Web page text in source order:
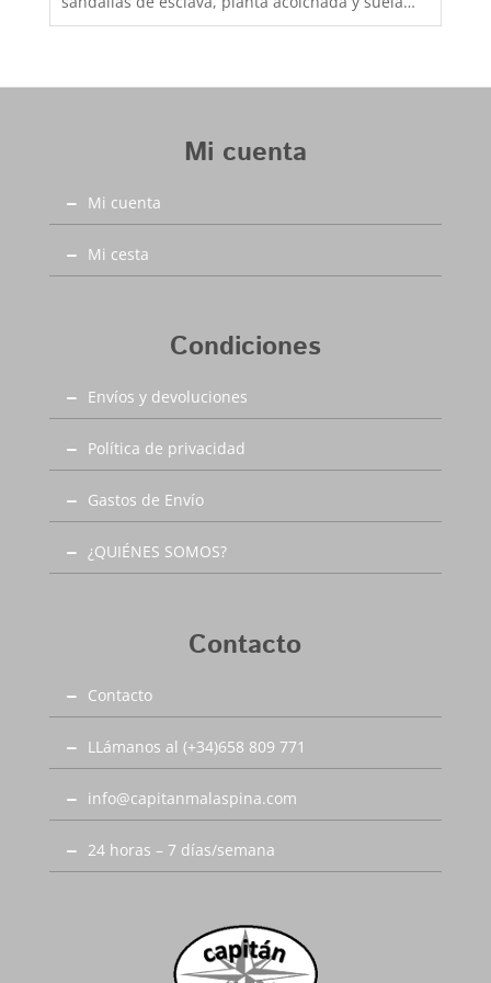
antideslizante, cuidando al máximo la calidad de
practico, alegre y junenil que requieren tus looks
disponible desde la talla 36 hasta la 42, zapatos
bonitos para gente divertida, aquí en Capitán
Mlaspina la mejor calidad al mejor precio y con el
primer cambio siempre gratis.
Mi cuenta
Mi cuenta
Mi cesta
Condiciones
Envíos y devoluciones
Política de privacidad
Gastos de Envío
¿QUIÉNES SOMOS?
Contacto
Contacto
LLámanos al (+34)658 809 771
info@capitanmalaspina.com
24 horas – 7 días/semana